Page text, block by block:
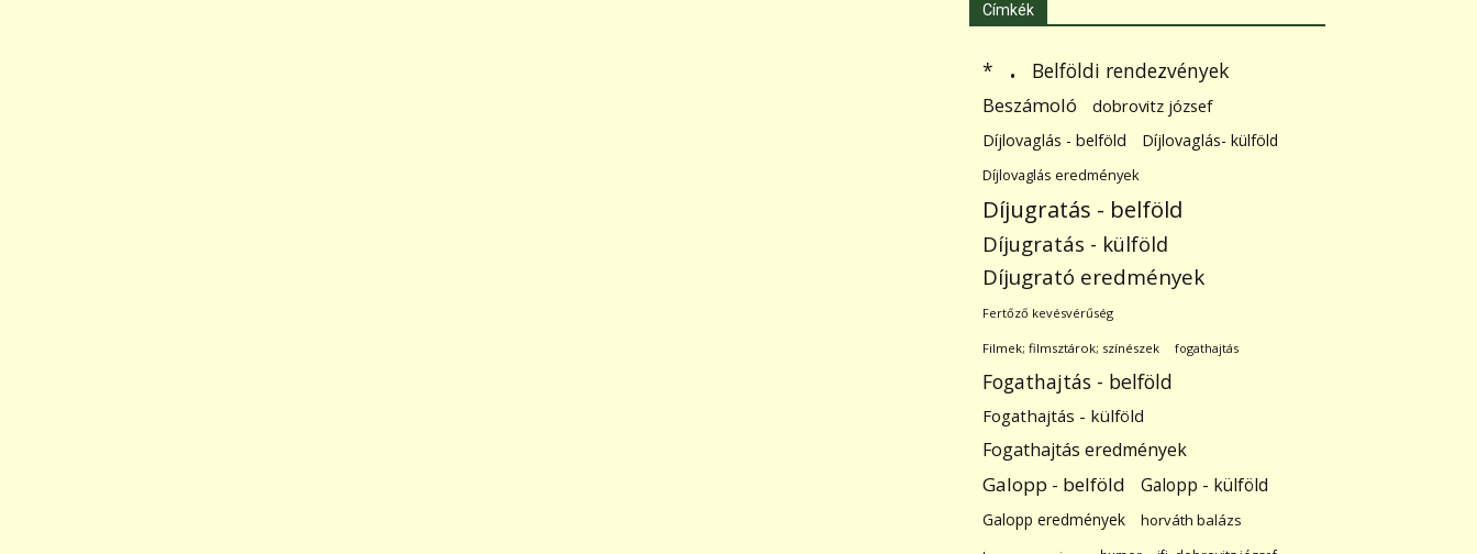
Címkék
* . Belföldi rendezvények
Beszámoló dobrovitz józsef
Díjlovaglás - belföld Díjlovaglás- külföld
Díjlovaglás eredmények
Díjugratás - belföld
Díjugratás - külföld
Díjugrató eredmények
Fertőző kevésvérűség
Filmek; filmsztárok; színészek fogathajtás
Fogathajtás - belföld
Fogathajtás - külföld
Fogathajtás eredmények
Galopp - belföld Galopp - külföld
Galopp eredmények horváth balázs